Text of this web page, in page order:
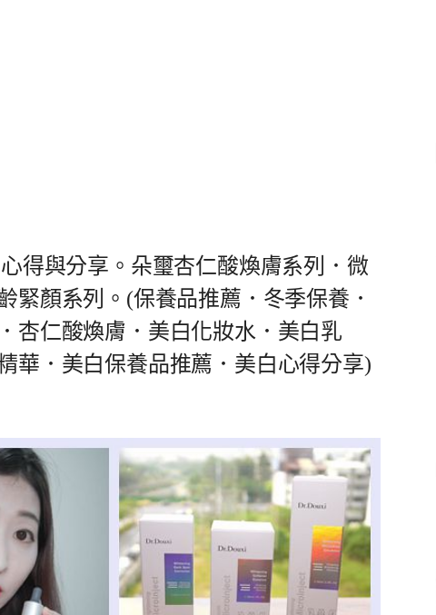
得與分享。朵璽杏仁酸煥膚系列．微
緊顏系列。(保養品推薦．冬季保養．
杏仁酸煥膚．美白化妝水．美白乳
華．美白保養品推薦．美白心得分享)